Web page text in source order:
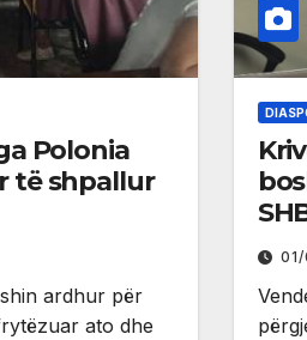
Polonia
të shpallur
ardhur për
ato dhe